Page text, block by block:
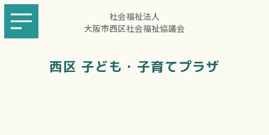
社会福祉法人
大阪市西区社会福祉協議会
西区 子ども・子育てプラザ